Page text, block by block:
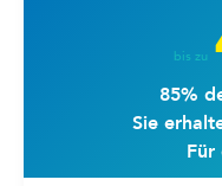
bis zu
85%
Sie
Für